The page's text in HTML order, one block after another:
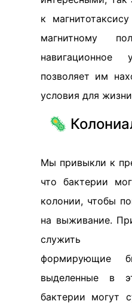
к
магнитному
навигационное
позволяет им
условия для
🦠
Мы привыкли к
что бактерии
колонии, чтобы
на выживание.
служить
формирующие
выделенные в
бактерии могут